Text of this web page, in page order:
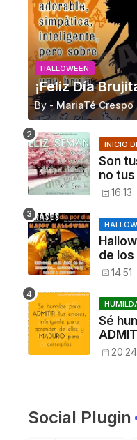
HALLOWEEN
¡Feliz Día
By - MariaTé Crespo
INICIO
Son
no
[Will
16:13
de
14:51
Sé
20:24
Social Plugin